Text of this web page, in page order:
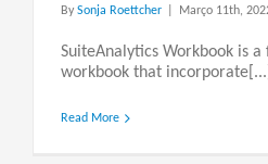
By Sonja Roettcher Março 11th,
SuiteAnalytics Workbook is
workbook that incorporate[...]
Read More